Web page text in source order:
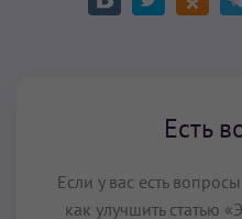
Есть
Если у вас есть
как улучшить статью